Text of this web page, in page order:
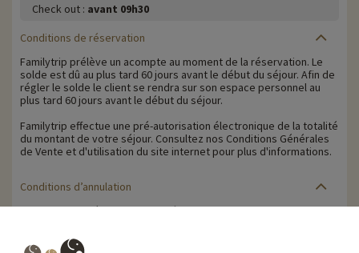
Check out : avant 09h30
Conditions de réservation
Familytrip prélève un acompte au moment de la réservation. Le
solde est dû au plus tard 60 jours avant le début du séjour. Afin de
régler le solde le client se rendra sur son espace personnel au
plus tard 60 jours avant le début du séjour.
Familytrip effectue une pré-autorisation électronique de la totalité
du montant de votre séjour. Consultez nos Conditions Générales
de Vente et d'utilisation du site internet pour plus d'informations.
Conditions d’annulation
Le solde de la réservation est dû au plus tard 60 jours avant le
de la réservation par e-mail 65 jours avant le début du séjour.